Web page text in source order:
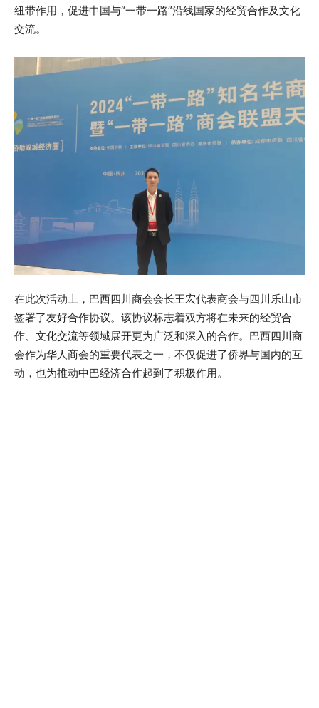
纽带作用，促进中国与“一带一路”沿线国家的经贸合作及文化
交流。
在此次活动上，巴西四川商会会长王宏代表商会与四川乐山市
签署了友好合作协议。该协议标志着双方将在未来的经贸合
作、文化交流等领域展开更为广泛和深入的合作。巴西四川商
会作为华人商会的重要代表之一，不仅促进了侨界与国内的互
动，也为推动中巴经济合作起到了积极作用。